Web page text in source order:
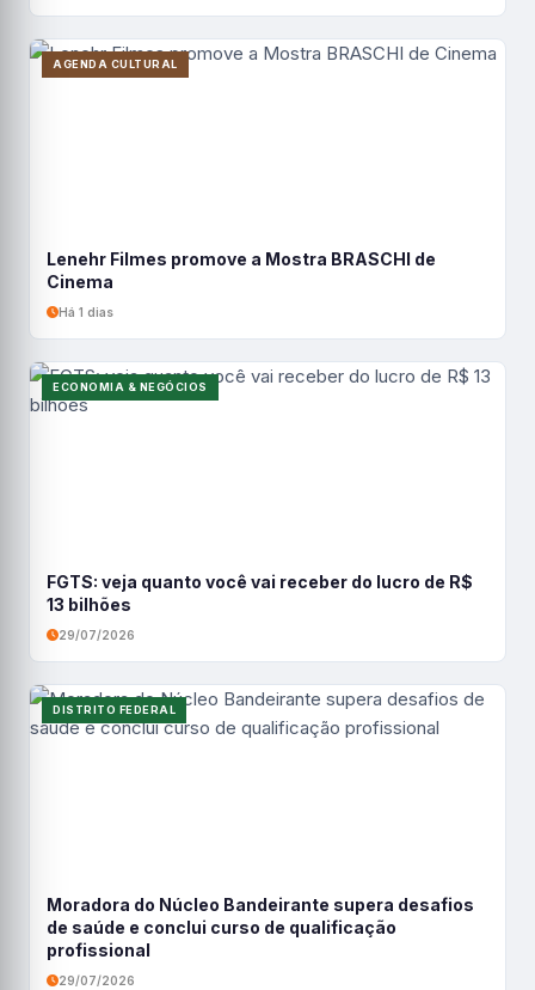
AGENDA CULTURAL
Lenehr Filmes promove a Mostra BRASCHI de
Cinema
Há 1 dias
ECONOMIA & NEGÓCIOS
FGTS: veja quanto você vai receber do lucro de R$
13 bilhões
29/07/2026
DISTRITO FEDERAL
Moradora do Núcleo Bandeirante supera desafios
de saúde e conclui curso de qualificação
profissional
29/07/2026